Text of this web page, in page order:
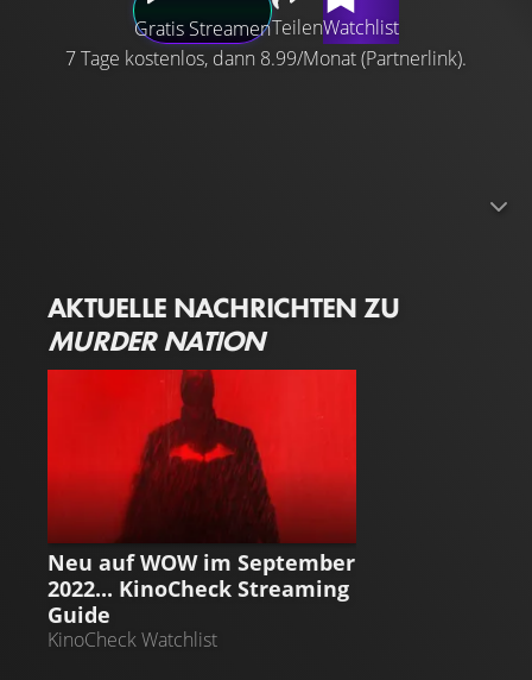
Gratis StreamenTeilenWatchlist
7 Tage kostenlos, dann 8.99/Monat (Partnerlink).
den Sandstränden der Jersey Shore herumschleichen,
verlieren. Die Serie beleuchtet, was diese Verbrechen
mit ihrer Umgebung verbindet und was sie so einzigartig
amerikanisch macht.
AKTUELLE NACHRICHTEN ZU
MURDER NATION
STREAMING GUIDE
Neu auf WOW im September
2022... KinoCheck Streaming
Guide
KinoCheck Watchlist